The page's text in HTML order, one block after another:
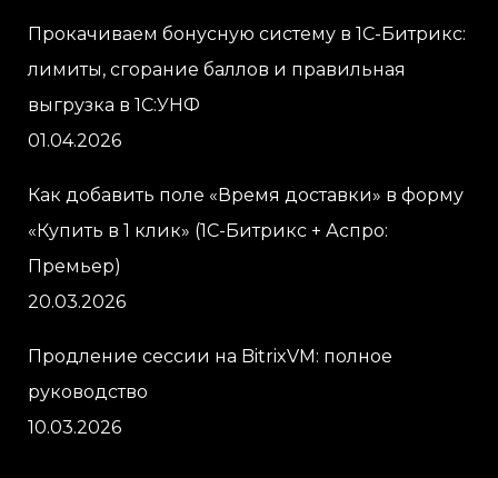
Прокачиваем бонусную систему в 1С-Битрикс:
лимиты, сгорание баллов и правильная
выгрузка в 1С:УНФ
01.04.2026
Как добавить поле «Время доставки» в форму
«Купить в 1 клик» (1С-Битрикс + Аспро:
Премьер)
20.03.2026
Продление сессии на BitrixVM: полное
руководство
10.03.2026